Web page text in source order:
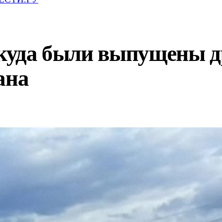
были выпущены